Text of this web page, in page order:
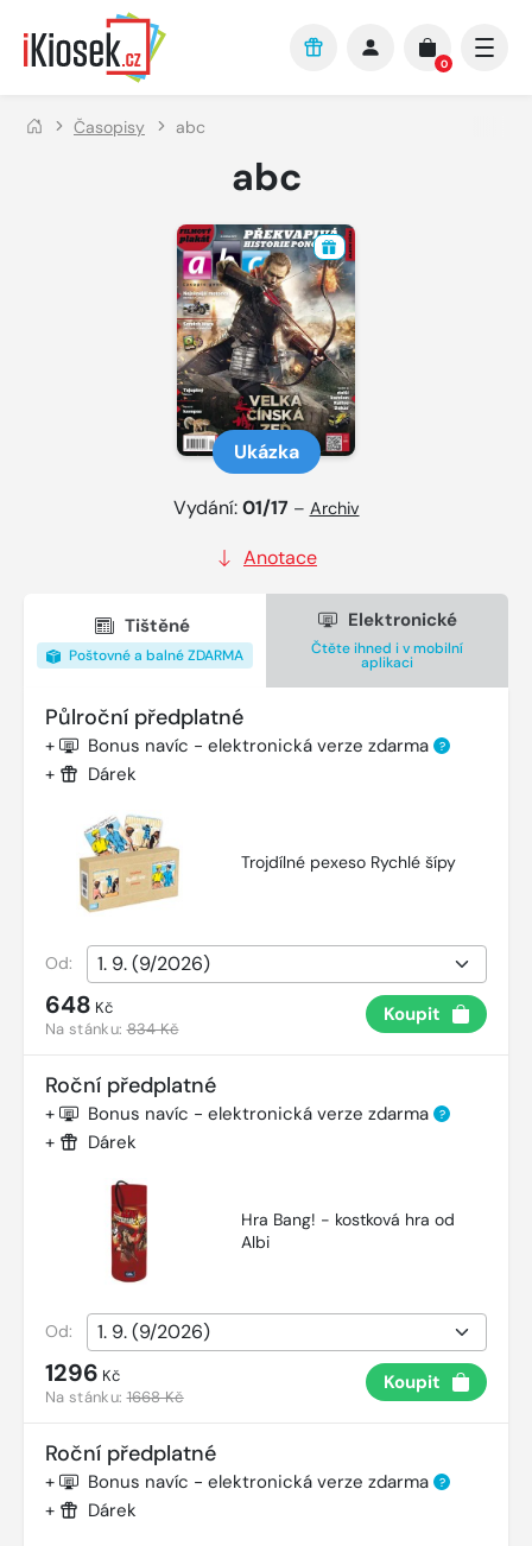
Přejít na hlavní obsah
0
Časopisy abc
abc
Ukázka
Vydání:01/17 – Archiv
Anotace
Tištěné
Poštovné a balné ZDARMA
Elektronické
Čtěte ihned i v mobilní
aplikaci
Půlroční předplatné
+ Bonus navíc - elektronická verze zdarma ?
+ Dárek
Trojdílné pexeso Rychlé šípy
Od:
648 Kč
Na stánku:834 Kč
Koupit
Roční předplatné
+ Bonus navíc - elektronická verze zdarma ?
+ Dárek
Hra Bang! - kostková hra od
Albi
Od:
1296 Kč
Na stánku:1668 Kč
Koupit
Roční předplatné
+ Bonus navíc - elektronická verze zdarma ?
+ Dárek